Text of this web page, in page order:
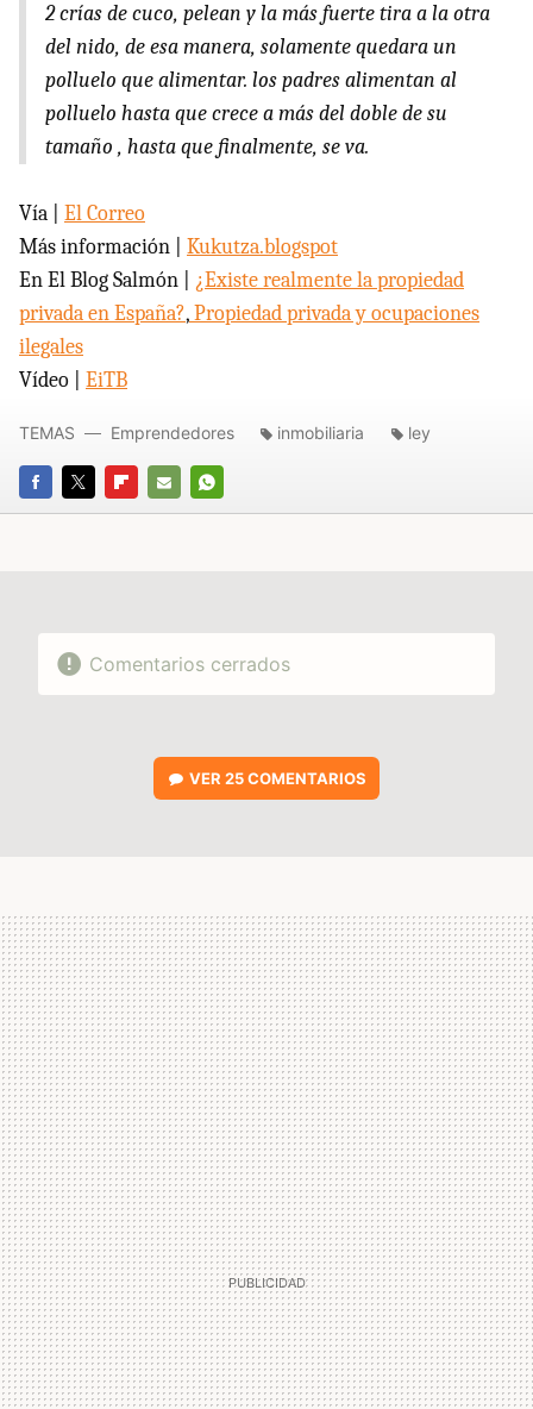
2 crías de cuco, pelean y la más fuerte tira a la otra
del nido, de esa manera, solamente quedara un
polluelo que alimentar. los padres alimentan al
polluelo hasta que crece a más del doble de su
tamaño , hasta que finalmente, se va.
Vía | El Correo
Más información | Kukutza.blogspot
En El Blog Salmón | ¿Existe realmente la propiedad
privada en España?,Propiedad privada y ocupaciones
ilegales
Vídeo | EiTB
FACEBOOK
TWITTERFLIPBOARD
E-
WHATSAPP
TEMAS Emprendedores inmobiliaria ley
Comentarios cerrados
VER25 COMENTARIOS